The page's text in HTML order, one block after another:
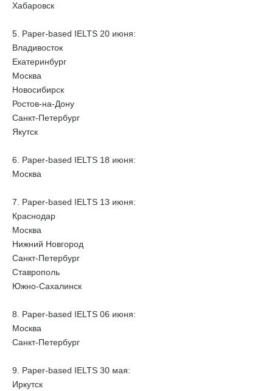
Хабаровск
5. Paper-based IELTS 20 июня:
Владивосток
Екатеринбург
Москва
Новосибирск
Ростов-на-Дону
Санкт-Петербург
Якутск
6. Paper-based IELTS 18 июня:
Москва
7. Paper-based IELTS 13 июня:
Краснодар
Москва
Нижний Новгород
Санкт-Петербург
Ставрополь
Южно-Сахалинск
8. Paper-based IELTS 06 июня:
Москва
Санкт-Петербург
9. Paper-based IELTS 30 мая:
Иркутск